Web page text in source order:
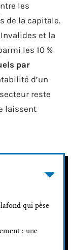
les
de la capitale.
et la
les 10 %
par
d’un
reste
laissent
qui pèse
: une